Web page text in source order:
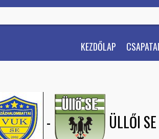
KEZDŐLAP
- ÜLLŐI SE